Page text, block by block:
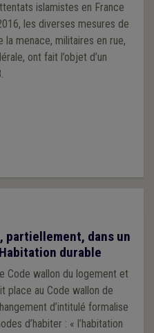
islamistes en France
les diverses mesures de
menace, militaires en rue,
ont fait l’objet d’un
partiellement, dans un
durable
Code wallon du logement et
place au Code wallon de
d’intitulé formalise
d’habiter : « l’habitation